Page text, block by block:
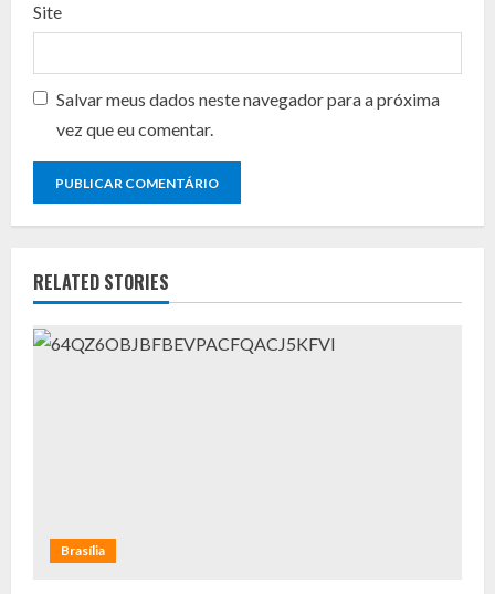
Site
Salvar meus dados neste navegador para a próxima
vez que eu comentar.
RELATED STORIES
Brasília